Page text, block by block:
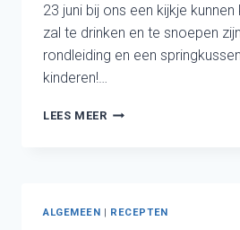
23 juni bij ons een kijkje
zal te drinken en te snoepen
rondleiding en een
kinderen!…
LEES MEER!!!OPEN
ALGEMEEN | RECEPTEN